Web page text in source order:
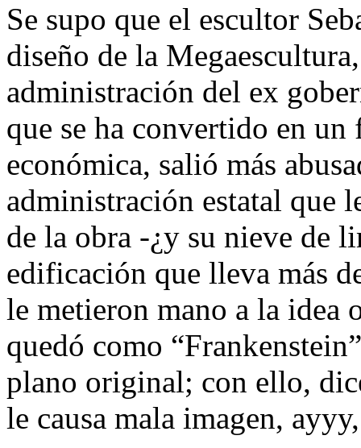
Se supo que el escultor
diseño de la
administración del ex
que se ha convertido en
económica, salió más
administración estatal que
de la obra -¿y su nieve de
edificación que lleva más
le metieron mano a la idea
quedó como
plano original; con ello,
le causa mala imagen,